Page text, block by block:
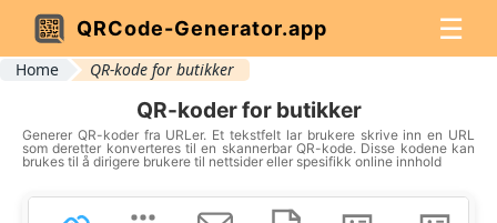
QRCode-Generator.app ☰
Home QR-kode for butikker
QR-koder for butikker
Generer QR-koder fra URLer. Et tekstfelt lar brukere skrive inn en URL
som deretter konverteres til en skannerbar QR-kode. Disse kodene kan
brukes til å dirigere brukere til nettsider eller spesifikk online innhold